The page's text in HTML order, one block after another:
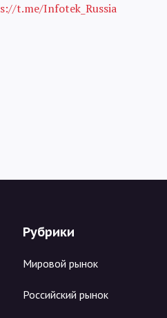
s://t.me/Infotek_Russia
Рубрики
Мировой рынок
Российский рынок